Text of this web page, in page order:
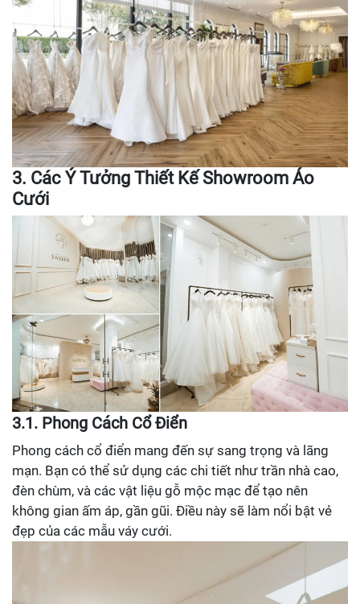
3. Các Ý Tưởng Thiết Kế Showroom Áo
Cưới
3.1. Phong Cách Cổ Điển
Phong cách cổ điển mang đến sự sang trọng và lãng
mạn. Bạn có thể sử dụng các chi tiết như trần nhà cao,
đèn chùm, và các vật liệu gỗ mộc mạc để tạo nên
không gian ấm áp, gần gũi. Điều này sẽ làm nổi bật vẻ
đẹp của các mẫu váy cưới.